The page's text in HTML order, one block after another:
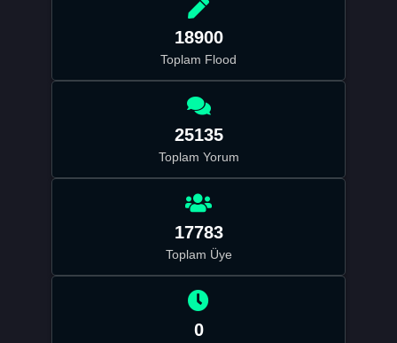
18900
Toplam Flood
25135
Toplam Yorum
17783
Toplam Üye
0